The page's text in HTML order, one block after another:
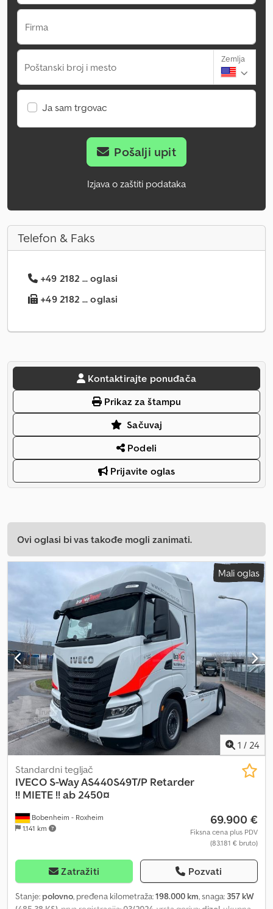
Firma
Poštanski broj i mesto
Zemlja
Ja sam trgovac
Pošalji upit
Izjava o zaštiti podataka
Telefon & Faks
+49 2182 ... oglasi
+49 2182 ... oglasi
Kontaktirajte ponuđača
Prikaz za štampu
Sačuvaj
Podeli
Prijavite oglas
Ovi oglasi bi vas takođe mogli zanimati.
Mali oglas
1 / 24
Bobenheim - Roxheim
1.141 km
Standardni tegljač
IVECO S-Way AS440S49T/P Retarder
!! MIETE !! ab 2450¤
69.900 €
Fiksna cena plus PDV
(83.181 € bruto)
Zatražiti Pozvati
Stanje: polovno, pređena kilometraža:198.000 km, snaga: 357 kW